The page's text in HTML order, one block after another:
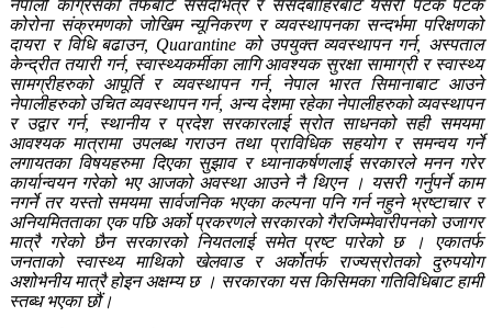
नेपाली कांग्रेसको तर्फबाट संसदभित्र र संसदबाहिरबाट यसरी पटक पटक
कोरोना संक्रमणको जोखिम न्यूनिकरण र व्यवस्थापनका सन्दर्भमा परिक्षणको
दायरा र विधि बढाउन, Quarantine को उपयुक्त व्यवस्थापन गर्न, अस्पताल
केन्द्रीत तयारी गर्न, स्वास्थ्यकर्मीका लागि आवश्यक सुरक्षा सामाग्री र स्वास्थ्य
सामग्रीहरुको आपूर्ति र व्यवस्थापन गर्न, नेपाल भारत सिमानाबाट आउने
नेपालीहरुको उचित व्यवस्थापन गर्न, अन्य देशमा रहेका नेपालीहरुको व्यवस्थापन
र उद्वार गर्न, स्थानीय र प्रदेश सरकारलाई स्रोत साधनको सही समयमा
आवश्यक मात्रामा उपलब्ध गराउन तथा प्राविधिक सहयोग र समन्वय गर्ने
लगायतका विषयहरुमा दिएका सुझाव र ध्यानाकर्षणलाई सरकारले मनन गरेर
कार्यान्वयन गरेको भए आजको अवस्था आउने नै थिएन । यसरी गर्नुपर्ने काम
नगर्ने तर यस्तो समयमा सार्वजनिक भएका कल्पना पनि गर्न नहुने भ्रष्टाचार र
अनियमितताका एक पछि अर्को प्रकरणले सरकारको गैरजिम्मेवारीपनको उजागर
मात्रै गरेको छैन सरकारको नियतलाई समेत प्रष्ट पारेको छ । एकातर्फ
जनताको स्वास्थ्य माथिको खेलवाड र अर्कोतर्फ राज्यस्रोतको दुरुपयोग
अशोभनीय मात्रै होइन अक्षम्य छ । सरकारका यस किसिमका गतिविधिबाट हामी
स्तब्ध भएका छौं।